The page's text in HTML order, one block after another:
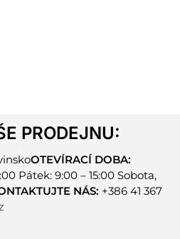
PRODEJNU:
OTEVÍRACÍ DOBA:
Pátek: 9:00 – 15:00 Sobota,
NÁS: +386 41 367